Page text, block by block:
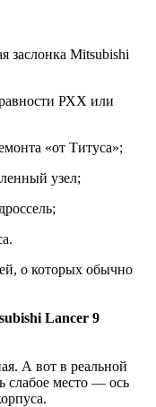
заслонка Mitsubishi
РХХ или
«от Титуса»;
узел;
о которых обычно
Lancer 9
А вот в реальной
слабое место — ось